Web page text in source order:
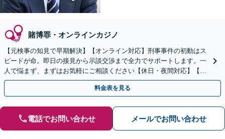
賭博罪・オンラインカジノ
【元検事の知見で早期解決】【オンライン対応】刑事事件の初動はス
ピードが命。即日の接見から示談交渉まで全力でサポートします。一
人で悩まず、まずはお気軽にご相談ください【休日・夜間対応】【英
語・ベトナム語対応可】
料金表を見る
電話でお問い合わせ メールでお問い合わせ